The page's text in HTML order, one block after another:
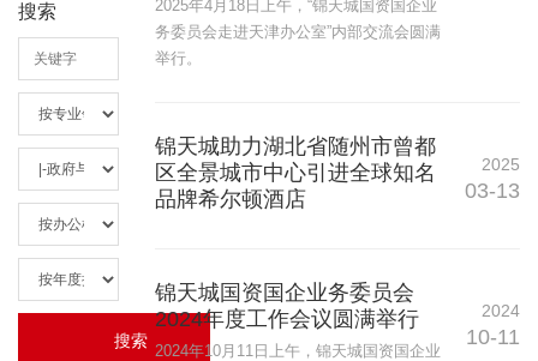
搜索
2025年4月18日上午，“锦天城国资国企业
务委员会走进天津办公室”内部交流会圆满
举行。
锦天城助力湖北省随州市曾都
区全景城市中心引进全球知名
品牌希尔顿酒店
2025
03-13
锦天城国资国企业务委员会
2024年度工作会议圆满举行
2024年10月11日上午，锦天城国资国企业
2024
10-11